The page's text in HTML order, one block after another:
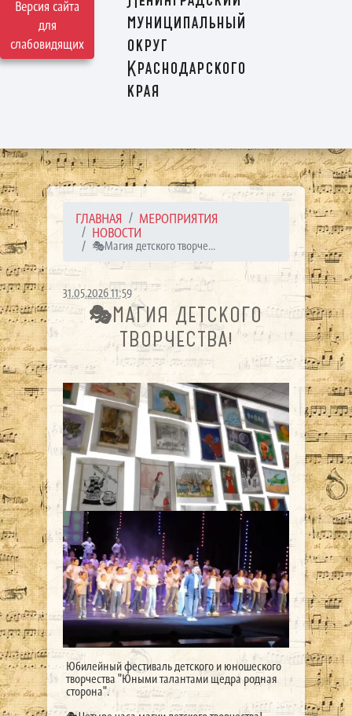
Версия сайта
для
слабовидящих
муниципальный
округ
Краснодарского
края
ГЛАВНАЯ
МЕРОПРИЯТИЯ
НОВОСТИ
🎭Магия детского творче...
31.05.2026 11:59
🎭МАГИЯ ДЕТСКОГО
ТВОРЧЕСТВА!
Юбилейный фестиваль детского и юношеского
творчества "Юными талантами щедра родная
сторона".